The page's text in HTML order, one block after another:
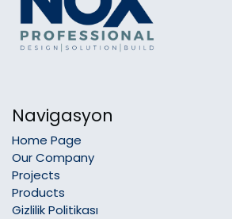
Navigasyon
Home Page
Our Company
Projects
Products
Gizlilik Politikası